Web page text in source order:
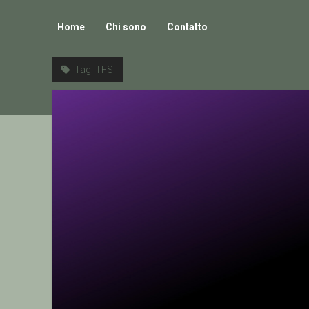
Home Chi sono Contatto
Tag: TFS